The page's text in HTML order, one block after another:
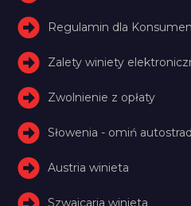
Regulamin dla
Zalety winiety
Zwolnienie z opłaty
Słowenia - omiń
Austria winieta
Szwajcaria winieta